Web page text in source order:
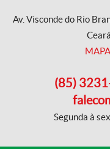
Av. Visconde do Rio
(85)
Segunda à